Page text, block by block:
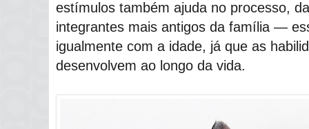
estímulos também ajuda no processo,
integrantes mais antigos da família ―
igualmente com a idade, já que as
desenvolvem ao longo da vida.